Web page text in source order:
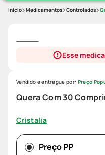
Medicamentos Controlados
Esse
Quera Com 30
Cristalia
Vendido e entregue por: Preço
Preço PP